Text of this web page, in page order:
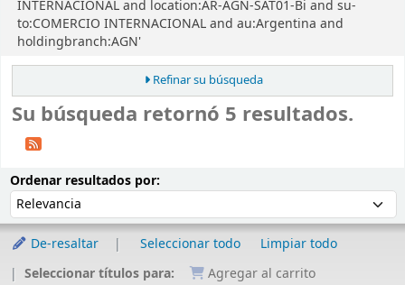
INTERNACIONAL and location:AR-AGN-SAT01-Bi and su-
to:COMERCIO INTERNACIONAL and au:Argentina and
holdingbranch:AGN'
Refinar su búsqueda
Su búsqueda retornó 5 resultados.
Ordenar resultados por:
De-resaltar Seleccionar todo
Limpiar todo
Seleccionar títulos para:
Agregar al carrito